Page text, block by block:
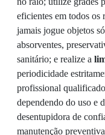
eficientes em todos os
jamais jogue objetos
absorventes,
sanitário; e realize a
periodicidade
profissional
dependendo do uso e
desentupidora de
manutenção